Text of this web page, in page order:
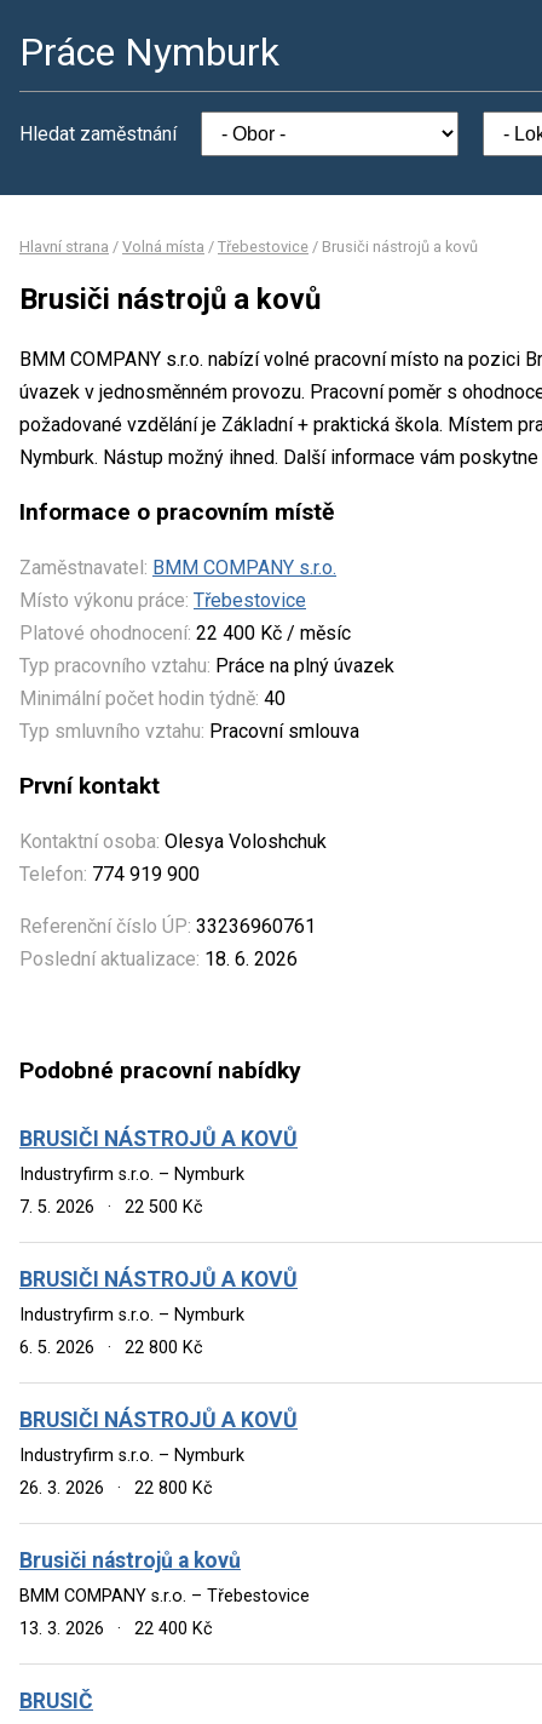
Práce Nymburk
Hledat zaměstnání
Hlavní strana / Volná místa / Třebestovice / Brusiči nástrojů a kovů
Brusiči nástrojů a kovů
BMM COMPANY s.r.o. nabízí volné pracovní místo na pozici
úvazek v jednosměnném provozu. Pracovní poměr s
požadované vzdělání je Základní + praktická škola. Místem
Nymburk. Nástup možný ihned. Další informace vám
Informace o pracovním místě
Zaměstnavatel: BMM COMPANY s.r.o.
Místo výkonu práce: Třebestovice
Platové ohodnocení: 22 400 Kč / měsíc
Typ pracovního vztahu: Práce na plný úvazek
Minimální počet hodin týdně: 40
Typ smluvního vztahu: Pracovní smlouva
První kontakt
Kontaktní osoba: Olesya Voloshchuk
Telefon: 774 919 900
Referenční číslo ÚP: 33236960761
Poslední aktualizace: 18. 6. 2026
Podobné pracovní nabídky
BRUSIČI NÁSTROJŮ A KOVŮ
Industryfirm s.r.o. – Nymburk
7. 5. 2026
· 22 500 Kč
BRUSIČI NÁSTROJŮ A KOVŮ
Industryfirm s.r.o. – Nymburk
6. 5. 2026
· 22 800 Kč
BRUSIČI NÁSTROJŮ A KOVŮ
Industryfirm s.r.o. – Nymburk
26. 3. 2026
· 22 800 Kč
Brusiči nástrojů a kovů
BMM COMPANY s.r.o. – Třebestovice
13. 3. 2026
· 22 400 Kč
BRUSIČ